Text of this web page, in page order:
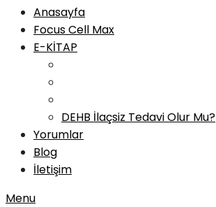
Anasayfa
Focus Cell Max
E-KİTAP
DEHB İlaçsiz Tedavi Olur Mu?
Yorumlar
Blog
İletişim
Menu